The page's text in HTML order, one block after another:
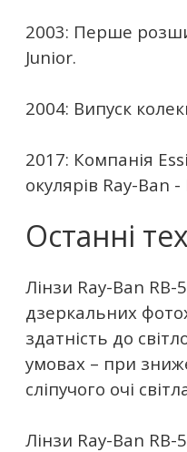
2003: Перше
Junior.
2004: Випуск
2017: Компанія
окулярів Ray-Ban
Останні
Лінзи Ray-Ban
дзеркальних
здатність до
умовах – при
сліпучого очі
Лінзи Ray-Ban RB-